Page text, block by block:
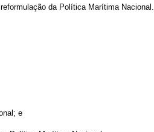
da Política Marítima Nacional.
e